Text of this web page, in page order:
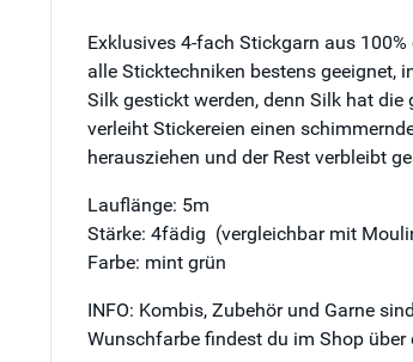
Exklusives 4-fach Stickgarn aus
alle Sticktechniken bestens geeignet,
Silk gestickt werden, denn Silk hat
verleiht Stickereien einen
herausziehen und der Rest verbleibt
Lauflänge: 5m
Stärke: 4fädig (vergleichbar mit
Farbe: mint grün
INFO: Kombis, Zubehör und Garne
Wunschfarbe findest du im Shop